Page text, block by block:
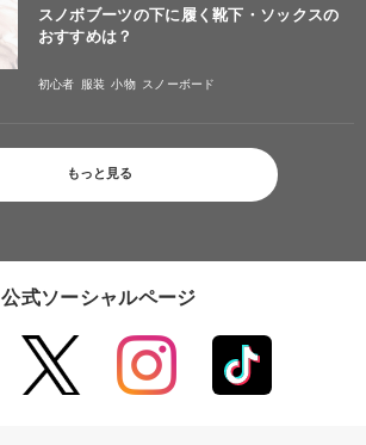
スノボブーツの下に履く靴下・ソックスの
おすすめは？
初心者 服装 小物 スノーボード
もっと見る
公式ソーシャルページ